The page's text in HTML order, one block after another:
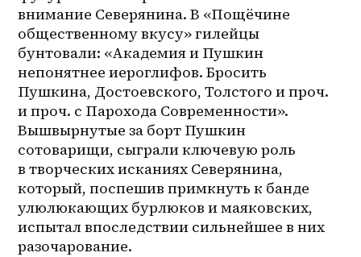
внимание Северянина. В «Пощёчине
общественному вкусу» гилейцы
бунтовали: «Академия и Пушкин
непонятнее иероглифов. Бросить
Пушкина, Достоевского, Толстого и проч.
и проч. с Парохода Современности».
Вышвырнутые за борт Пушкин
сотоварищи, сыграли ключевую роль
в творческих исканиях Северянина,
который, поспешив примкнуть к банде
улюлюкающих бурлюков и маяковских,
испытал впоследствии сильнейшее в них
разочарование.